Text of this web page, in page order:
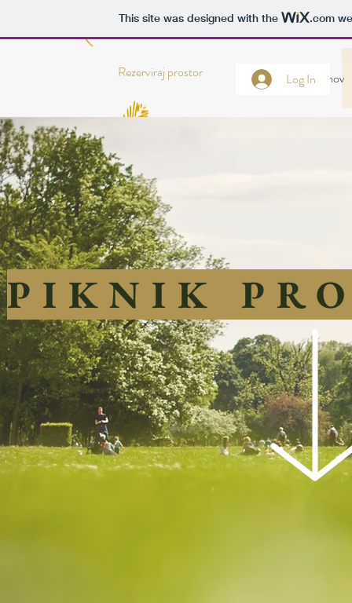
This site was designed with the .com
Rezerviraj prostor Log InDomov
PIKNIK